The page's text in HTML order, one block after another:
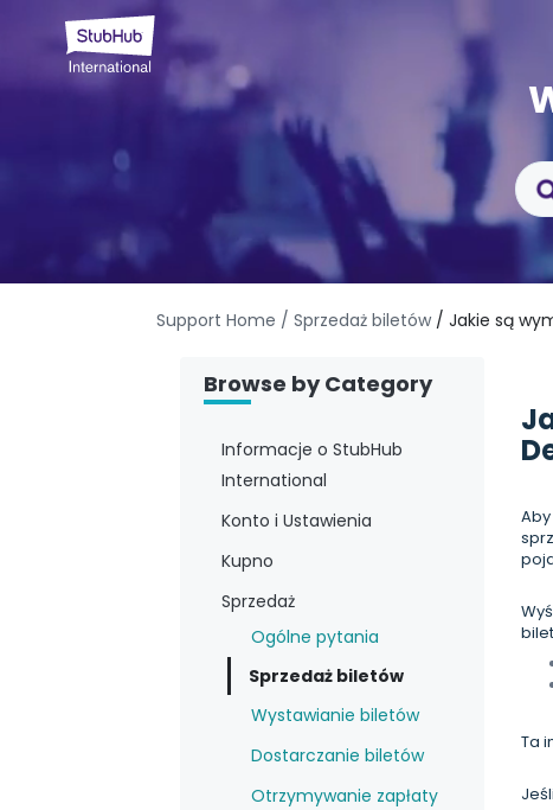
Support Home / Sprzedaż biletów / Jakie są
Browse by Category
Informacje o StubHub
International
Konto i Ustawienia
Kupno
Sprzedaż
Ogólne pytania
Sprzedaż biletów
Wystawianie biletów
Dostarczanie biletów
Otrzymywanie zapłaty
Ta